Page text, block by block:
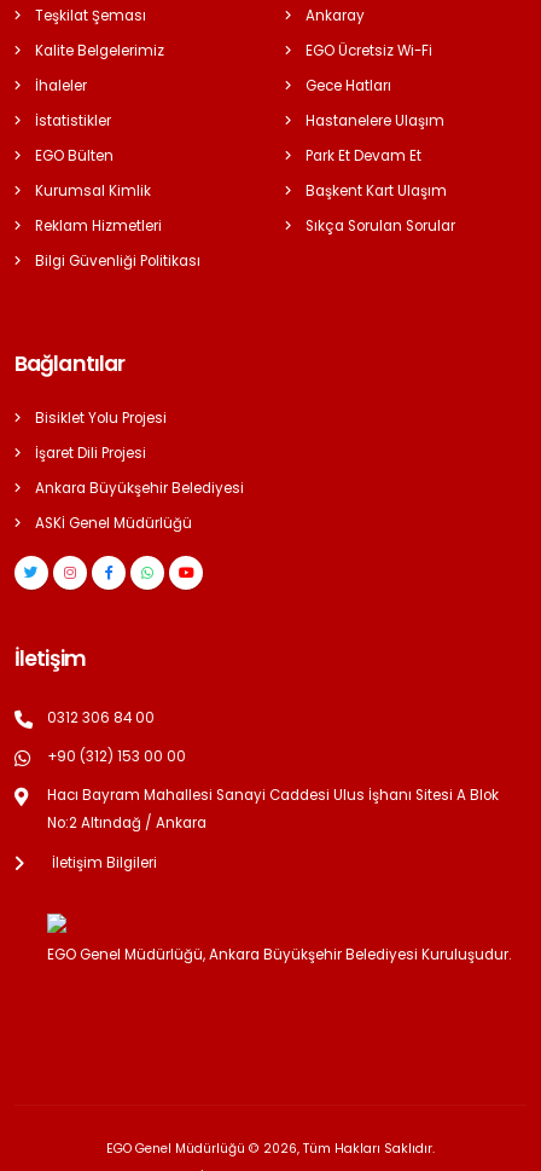
Teşkilat Şeması
Kalite Belgelerimiz
İhaleler
İstatistikler
EGO Bülten
Kurumsal Kimlik
Reklam Hizmetleri
Bilgi Güvenliği Politikası
Ankaray
EGO Ücretsiz Wi-Fi
Gece Hatları
Hastanelere Ulaşım
Park Et Devam Et
Başkent Kart Ulaşım
Sıkça Sorulan Sorular
Bağlantılar
Bisiklet Yolu Projesi
İşaret Dili Projesi
Ankara Büyükşehir Belediyesi
ASKİ Genel Müdürlüğü
İletişim
0312 306 84 00
+90 (312) 153 00 00
Hacı Bayram Mahallesi Sanayi Caddesi Ulus İşhanı Sitesi A Blok
No:2 Altındağ / Ankara
İletişim Bilgileri
EGO Genel Müdürlüğü, Ankara Büyükşehir Belediyesi Kuruluşudur.
EGO Genel Müdürlüğü © 2026, Tüm Hakları Saklıdır.